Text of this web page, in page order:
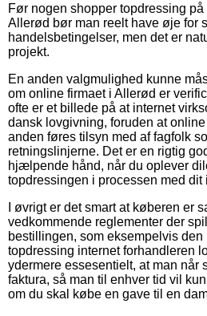
Før nogen shopper topdressing
Allerød bør man reelt have øje for
handelsbetingelser, men det er
projekt.
En anden valgmulighed kunne
om online firmaet i Allerød er
ofte er et billede på at internet
dansk lovgivning, foruden at online
anden føres tilsyn med af fagfolk
retningslinjerne. Det er en rigtig
hjælpende hånd, når du oplever
topdressingen i processen med dit
I øvrigt er det smart at køberen er
vedkommende reglementer der
bestillingen, som eksempelvis den
topdressing internet forhandleren
ydermere essesentielt, at man når
faktura, så man til enhver tid vil
om du skal købe en gave til en